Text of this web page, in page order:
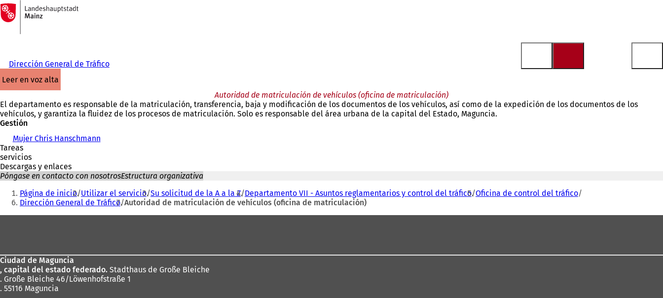
Saltar al contenido
A
la
página
Dirección General de Tráfico
leer en voz alta
Autoridad de matriculación de vehículos (oficina de matriculación)
El departamento es responsable de la matriculación, transferencia, baja y modificación de los documentos de los vehículos, así como de la expedición de los documentos de los
vehículos, y garantiza la fluidez de los procesos de matriculación. Solo es responsable del área urbana de la capital del Estado, Maguncia.
Gestión
Mujer Chris Hanschmann
Tareas
servicios
Descargas y enlaces
Póngase en contacto con nosotrosEstructura organizativa
Estás
aquí:
Página de inicio Utilizar el servicio Su solicitud de la A a la Z Departamento VII - Asuntos reglamentarios y control del tráfico Oficina de control del tráfico
Dirección General de Tráfico Autoridad de matriculación de vehículos (oficina de matriculación)
pies
Ciudad de Maguncia
, capital del estado federado. Stadthaus de Große Bleiche
. Große Bleiche 46/Löwenhofstraße 1
. 55116 Maguncia